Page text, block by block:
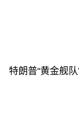
特朗普“黄金舰